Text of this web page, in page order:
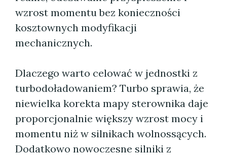
wzrost momentu bez konieczności
kosztownych modyfikacji
mechanicznych.
Dlaczego warto celować w jednostki z
turbodoładowaniem? Turbo sprawia, że
niewielka korekta mapy sterownika daje
proporcjonalnie większy wzrost mocy i
momentu niż w silnikach wolnossących.
Dodatkowo nowoczesne silniki z